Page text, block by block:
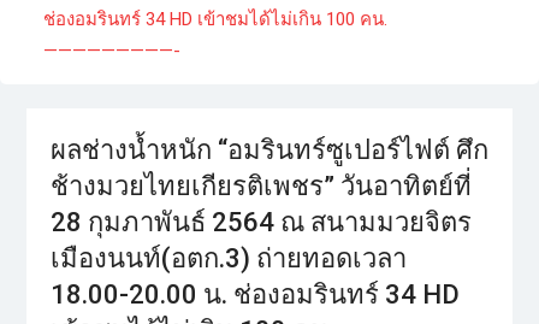
ช่องอมรินทร์ 34 HD เข้าชมได้ไม่เกิน 100 คน.
—————————-
ผลช่างน้ำหนัก “อมรินทร์ซูเปอร์ไฟต์ ศึก
ช้างมวยไทยเกียรติเพชร” วันอาทิตย์ที่
28 กุมภาพันธ์ 2564 ณ สนามมวยจิตร
เมืองนนท์(อตก.3) ถ่ายทอดเวลา
18.00-20.00 น. ช่องอมรินทร์ 34 HD